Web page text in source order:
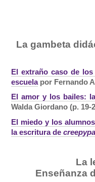
La gambeta
El extraño caso de
escuela por Fernando
El amor y los bailes:
Walda Giordano (p. 19-
El miedo y los
la escritura de
La
Enseñanza